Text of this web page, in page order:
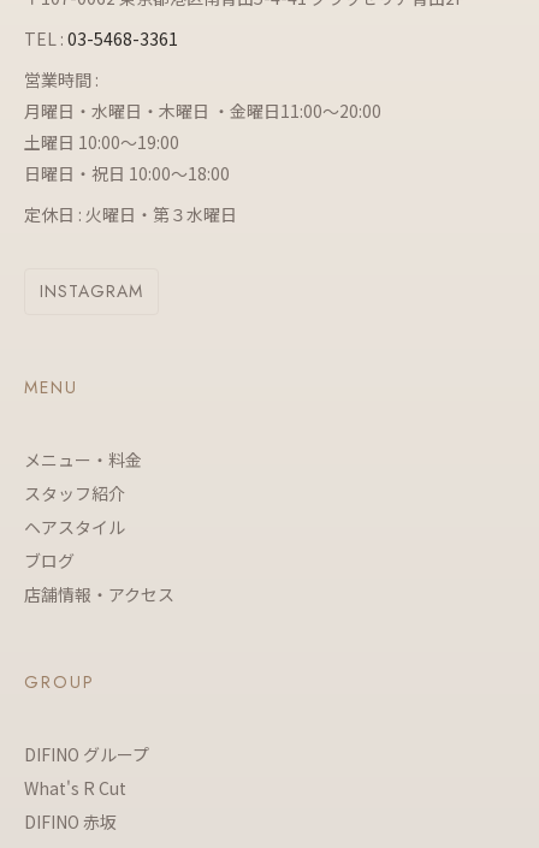
TEL : 03-5468-3361
営業時間 :
月曜日・水曜日・木曜日 ・金曜日11:00～20:00
土曜日 10:00～19:00
日曜日・祝日 10:00～18:00
定休日 : 火曜日・第３水曜日
INSTAGRAM
MENU
メニュー・料金
スタッフ紹介
ヘアスタイル
ブログ
店舗情報・アクセス
GROUP
DIFINO グループ
What's R Cut
DIFINO 赤坂